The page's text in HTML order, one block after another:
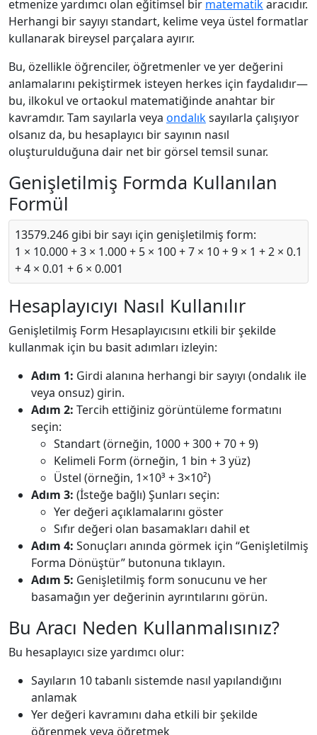
etmenize yardımcı olan eğitimsel bir matematikaracıdır.
Herhangi bir sayıyı standart, kelime veya üstel formatlar
kullanarak bireysel parçalara ayırır.
Bu, özellikle öğrenciler, öğretmenler ve yer değerini
anlamalarını pekiştirmek isteyen herkes için faydalıdır—
bu, ilkokul ve ortaokul matematiğinde anahtar bir
kavramdır. Tam sayılarla veya ondalıksayılarla çalışıyor
olsanız da, bu hesaplayıcı bir sayının nasıl
oluşturulduğuna dair net bir görsel temsil sunar.
Genişletilmiş Formda Kullanılan
Formül
13579.246 gibi bir sayı için genişletilmiş form:
1 × 10.000 + 3 × 1.000 + 5 × 100 + 7 × 10 + 9 × 1 + 2 × 0.1
+ 4 × 0.01 + 6 × 0.001
Hesaplayıcıyı Nasıl Kullanılır
Genişletilmiş Form Hesaplayıcısını etkili bir şekilde
kullanmak için bu basit adımları izleyin:
Adım 1: Girdi alanına herhangi bir sayıyı (ondalık ile
veya onsuz) girin.
Adım 2: Tercih ettiğiniz görüntüleme formatını
seçin:
Standart (örneğin, 1000 + 300 + 70 + 9)
Kelimeli Form (örneğin, 1 bin + 3 yüz)
Üstel (örneğin, 1×10³ + 3×10²)
Adım 3: (İsteğe bağlı) Şunları seçin:
Yer değeri açıklamalarını göster
Sıfır değeri olan basamakları dahil et
Adım 4: Sonuçları anında görmek için “Genişletilmiş
Forma Dönüştür” butonuna tıklayın.
Adım 5: Genişletilmiş form sonucunu ve her
basamağın yer değerinin ayrıntılarını görün.
Bu Aracı Neden Kullanmalısınız?
Bu hesaplayıcı size yardımcı olur:
Sayıların 10 tabanlı sistemde nasıl yapılandığını
anlamak
Yer değeri kavramını daha etkili bir şekilde
öğrenmek veya öğretmek